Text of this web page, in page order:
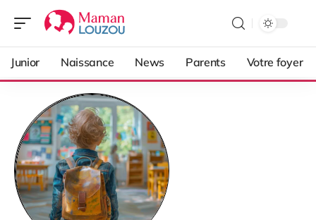
Junior Naissance News Parents Votre foyer